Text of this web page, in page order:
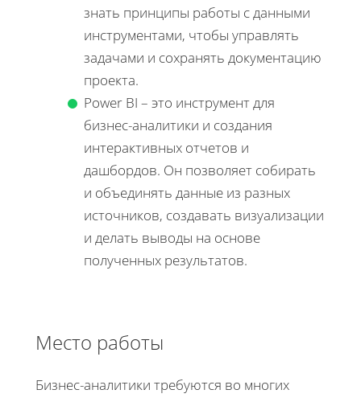
знать принципы работы с данными
инструментами, чтобы управлять
задачами и сохранять документацию
проекта.
Power BI – это инструмент для
бизнес-аналитики и создания
интерактивных отчетов и
дашбордов. Он позволяет собирать
и объединять данные из разных
источников, создавать визуализации
и делать выводы на основе
полученных результатов.
Место работы
Бизнес-аналитики требуются во многих